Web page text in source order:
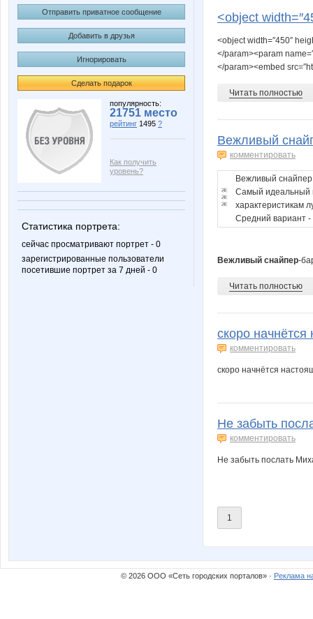
Отправить приватное сообщение
Добавить в друзья
Игнорировать
Сделать подарок
популярность:
21751 место
рейтинг 1495 ?
Как получить
уровень?
Статистика портрета:
сейчас просматривают портрет - 0
зарегистрированные пользователи
посетившие портрет за 7 дней - 0
<object
<object width=″450″
</param><param
</param><embed
Читать полностью
Вежливый
комментировать
Вежливый
Самый идеальный
характеристикам
Средний вариант -
Вежливый снайпер-
Читать полностью
скоро
комментировать
скоро начнётся
Не забыть
комментировать
Не забыть послать
1
© 2026 ООО «Сеть городских порталов» · Реклама